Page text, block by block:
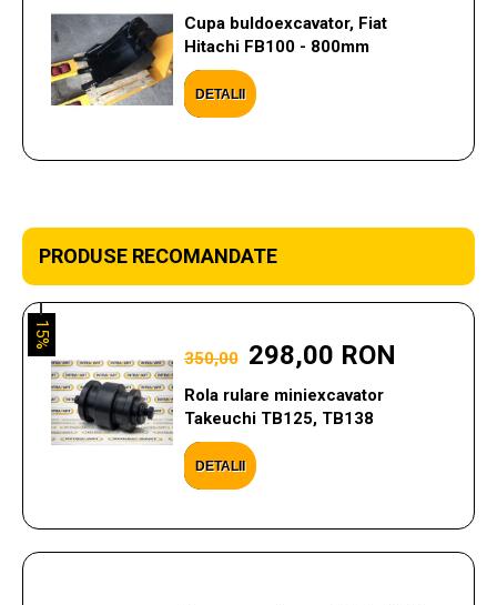
Cupa buldoexcavator, Fiat
Hitachi FB100 - 800mm
DETALII
PRODUSE RECOMANDATE
350,00 298,00 RON
Rola rulare miniexcavator
Takeuchi TB125, TB138
DETALII
15%